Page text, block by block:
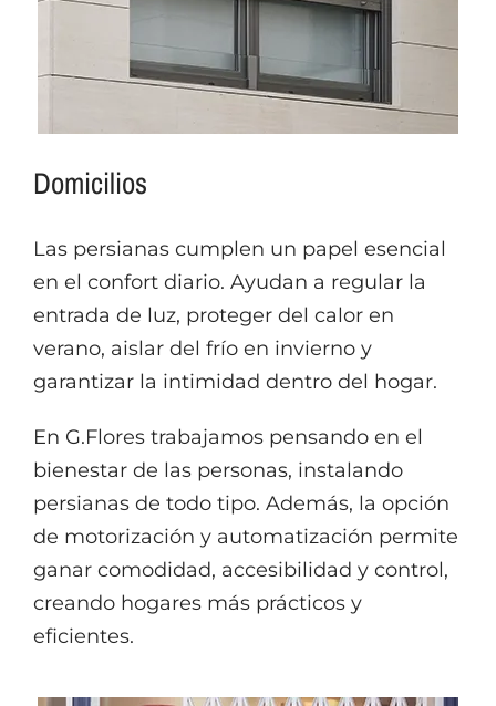
Domicilios
Las persianas cumplen un papel esencial
en el confort diario. Ayudan a regular la
entrada de luz, proteger del calor en
verano, aislar del frío en invierno y
garantizar la intimidad dentro del hogar.
En G.Flores trabajamos pensando en el
bienestar de las personas, instalando
persianas de todo tipo. Además, la opción
de motorización y automatización permite
ganar comodidad, accesibilidad y control,
creando hogares más prácticos y
eficientes.